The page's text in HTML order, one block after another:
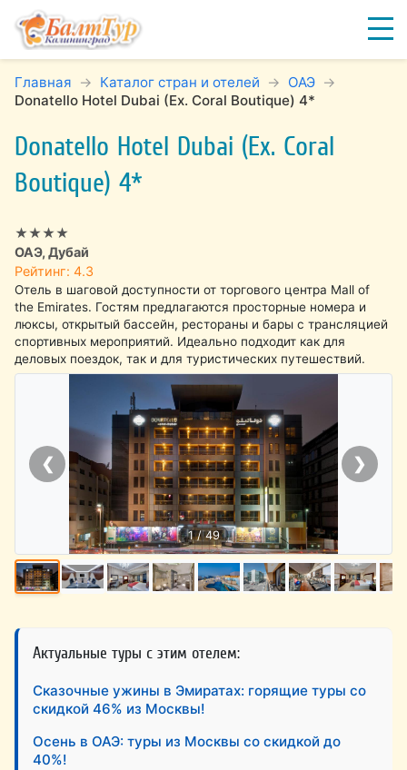
Главная Каталог стран и отелей
ОАЭ
Donatello Hotel Dubai (Ex. Coral Boutique) 4*
Donatello Hotel Dubai (Ex. Coral
Boutique) 4*
★★★★
ОАЭ, Дубай
Рейтинг: 4.3
Отель в шаговой доступности от торгового центра Mall of
the Emirates. Гостям предлагаются просторные номера и
люксы, открытый бассейн, рестораны и бары с трансляцией
спортивных мероприятий. Идеально подходит как для
деловых поездок, так и для туристических путешествий.
❮ ❯
1 / 49
Актуальные туры с этим отелем:
Сказочные ужины в Эмиратах: горящие туры со
скидкой 46% из Москвы!
Осень в ОАЭ: туры из Москвы со скидкой до
40%!